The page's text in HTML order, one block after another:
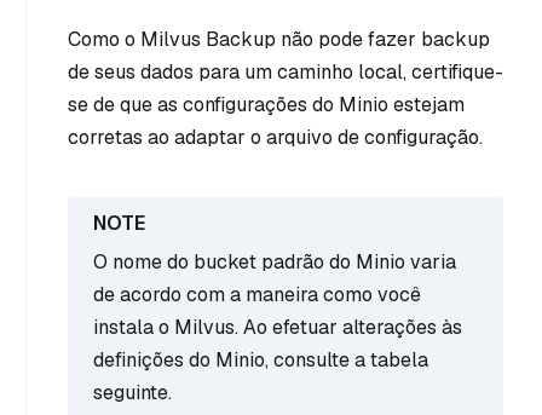
Como o Milvus Backup não pode fazer backup
de seus dados para um caminho local, certifique-
se de que as configurações do Minio estejam
corretas ao adaptar o arquivo de configuração.
O nome do bucket padrão do Minio varia
de acordo com a maneira como você
instala o Milvus. Ao efetuar alterações às
definições do Minio, consulte a tabela
seguinte.